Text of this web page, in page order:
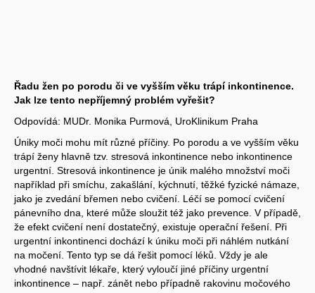
Řadu žen po porodu či ve vyšším věku trápí inkontinence.
Jak lze tento nepříjemný problém vyřešit?
Odpovídá: MUDr. Monika Purmová, UroKlinikum Praha
Úniky moči mohu mít různé příčiny. Po porodu a ve vyšším věku
trápí ženy hlavně tzv. stresová inkontinence nebo inkontinence
urgentní. Stresová inkontinence je únik malého množství moči
například při smíchu, zakašlání, kýchnutí, těžké fyzické námaze,
jako je zvedání břemen nebo cvičení. Léčí se pomocí cvičení
pánevního dna, které může sloužit též jako prevence. V případě,
že efekt cvičení není dostatečný, existuje operační řešení. Při
urgentní inkontinenci dochází k úniku moči při náhlém nutkání
na močení. Tento typ se dá řešit pomocí léků. Vždy je ale
vhodné navštívit lékaře, který vyloučí jiné příčiny urgentní
inkontinence – např. zánět nebo případně rakovinu močového